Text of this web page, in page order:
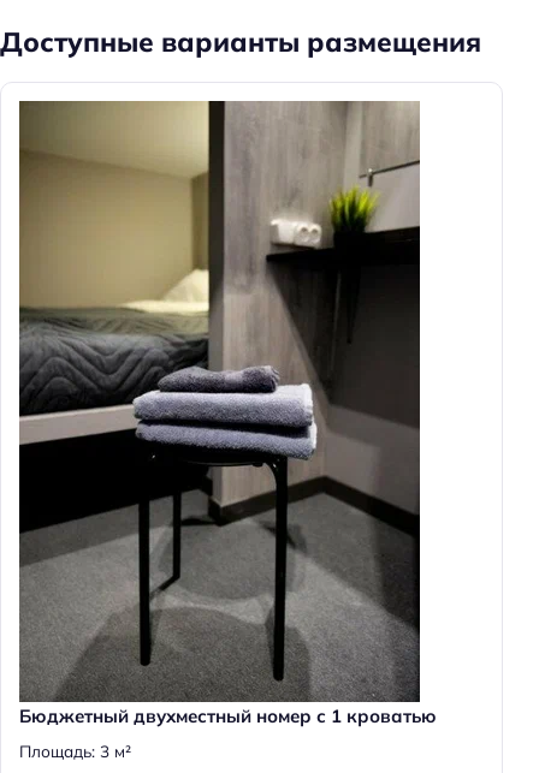
Доступные варианты размещения
Бюджетный двухместный номер с 1 кроватью
Площадь: 3 м²
Н
а
й
т
и